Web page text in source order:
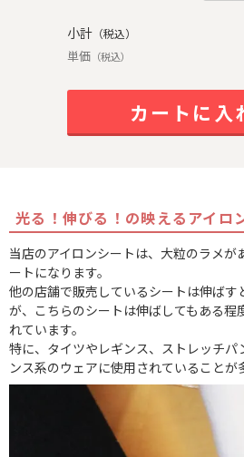
光る！伸びる！の映えるアイロ
当店のアイロンシートは、大粒のラメが
ートになります。
他の店舗で販売しているシートは伸ばす
が、こちらのシートは伸ばしてもある程
れています。
特に、タイツやレギンス、ストレッチ
ンス系のウェアに使用されていることが
小計 （税込）
単価 （税込）
カートに入